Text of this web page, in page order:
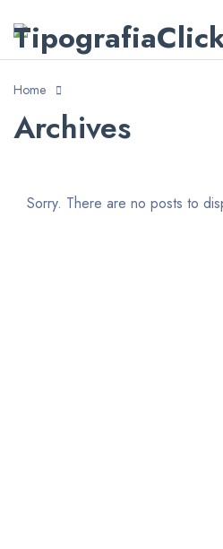
Home
Archives
Sorry. There are no posts to